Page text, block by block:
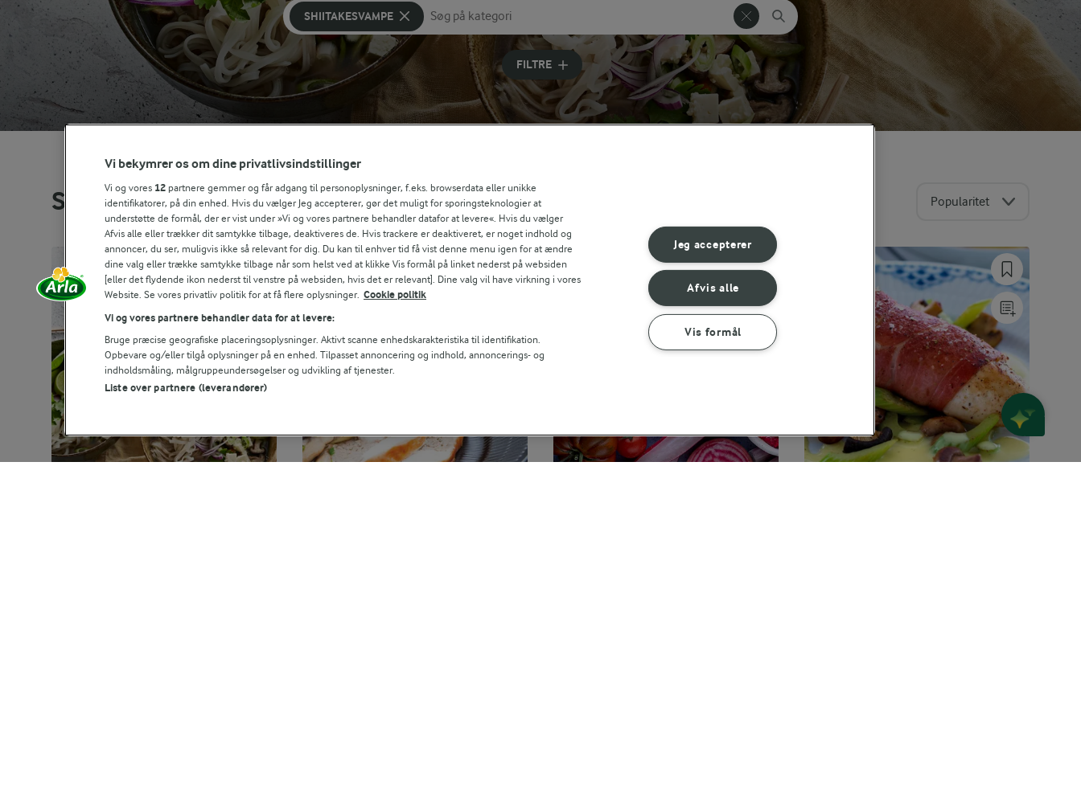
SHIITAKESVAMPE
Søg på kategori
Indtast søgeord for at søge
FILTRE
Se alle vores opskrifter Popularitet
Vi bekymrer os om dine privatlivsindstillinger
Vi og vores 12 partnere gemmer og får adgang til personoplysninger, f.eks. browserdata eller unikke
identifikatorer, på din enhed. Hvis du vælger Jeg accepterer, gør det muligt for sporingsteknologier at
understøtte de formål, der er vist under »Vi og vores partnere behandler datafor at levere«. Hvis du vælger
Afvis alle eller trækker dit samtykke tilbage, deaktiveres de. Hvis trackere er deaktiveret, er noget indhold og
annoncer, du ser, muligvis ikke så relevant for dig. Du kan til enhver tid få vist denne menu igen for at ændre
dine valg eller trække samtykke tilbage når som helst ved at klikke Vis formål på linket nederst på websiden
[eller det flydende ikon nederst til venstre på websiden, hvis det er relevant]. Dine valg vil have virkning i vores
Website. Se vores privatliv politik for at få flere oplysninger. Cookie politik
Vi og vores partnere behandler data for at levere:
Bruge præcise geografiske placeringsoplysninger. Aktivt scanne enhedskarakteristika til identifikation.
Opbevare og/eller tilgå oplysninger på en enhed. Tilpasset annoncering og indhold, annoncerings- og
indholdsmåling, målgruppeundersøgelser og udvikling af tjenester.
Liste over partnere (leverandører)
Jeg accepterer
Afvis alle
Vis formål